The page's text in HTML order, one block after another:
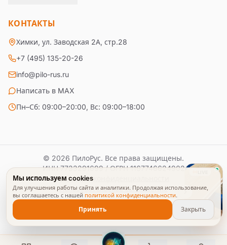
КОНТАКТЫ
Химки, ул. Заводская 2А, стр.28
+7 (495) 135-20-26
info@pilo-rus.ru
Написать в MAX
Пн–Сб: 09:00–20:00, Вс: 09:00–18:00
© 2026 ПилоРус. Все права защищены.
ИНН7733291699/ ОГРН1167746624902
Политика конфиденциальности
Пользовательское соглашение
Мы используем cookies
Для улучшения работы сайта и аналитики. Продолжая использование,
вы соглашаетесь с нашей политикой конфиденциальности.
Принять Закрыть